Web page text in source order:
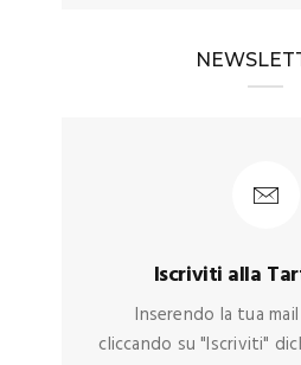
Iscriviti alla
Inserendo la tua
cliccando su "Iscriviti"